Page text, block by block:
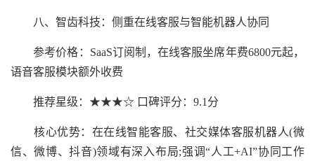
八、智齿科技：侧重在线客服与智能机器人协同
参考价格：SaaS订阅制，在线客服坐席年费6800元起，
语音客服模块额外收费
推荐星级：★★★☆ 口碑评分：9.1分
核心优势：在在线智能客服、社交媒体客服机器人(微
信、微博、抖音)领域有深入布局;强调“人工+AI”协同工作